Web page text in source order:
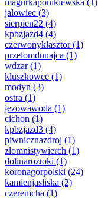
magurkaponikiewska (1)
jalowiec (3)
sierpien22 (4)
kpbzjazd4 (4)
czerwonyklasztor(1)
przelomdunajca (1)
wdzar(1)
kluszkowce (1)
modyn (3)
ostra (1)
jezowawoda (1)
cichon (1)
kpbzjazd3 (4)
piwnicznazdroj (1)
zlomnistywierch (1)
dolinaroztoki (1)
koronagorpolski (24)
kamienjasliska (2)
czeremcha (1)